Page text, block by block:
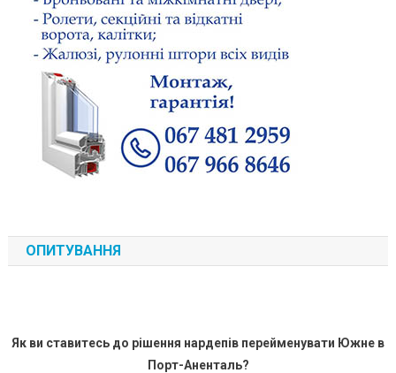
ОПИТУВАННЯ
Як ви ставитесь до рішення нардепів перейменувати Южне в
Порт-Аненталь?